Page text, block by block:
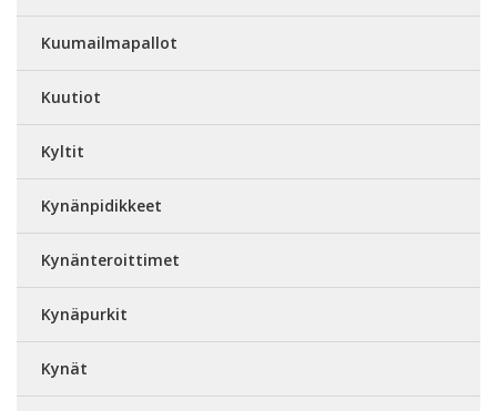
Kuumailmapallot
Kuutiot
Kyltit
Kynänpidikkeet
Kynänteroittimet
Kynäpurkit
Kynät